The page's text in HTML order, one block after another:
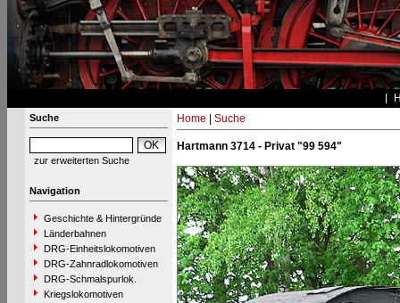
Suche
zur erweiterten Suche
Navigation
Geschichte & Hintergründe
Länderbahnen
DRG-Einheitslokomotiven
DRG-Zahnradlokomotiven
DRG-Schmalspurlok.
Kriegslokomotiven
Home Suche
Hartmann 3714 - Privat "99 594"